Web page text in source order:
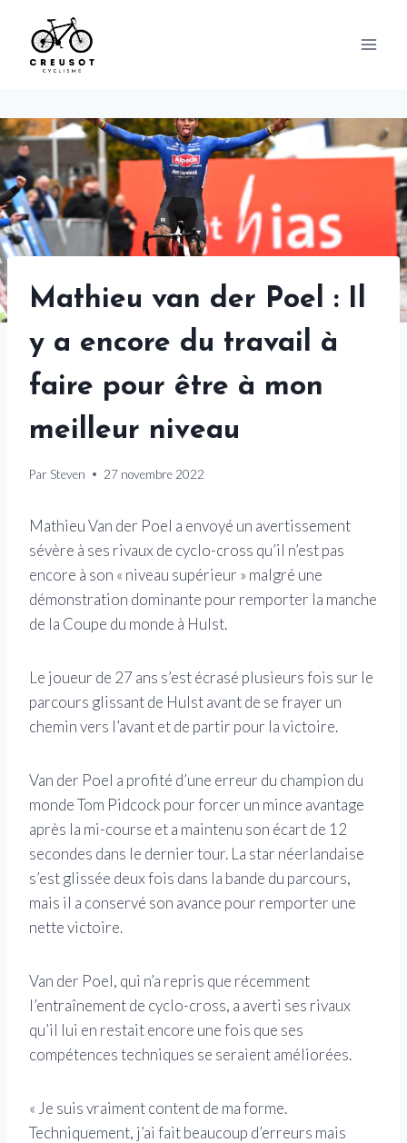
content
Mathieu van der Poel : Il
y a encore du travail à
faire pour être à mon
meilleur niveau
Par Steven 27 novembre 2022
Mathieu Van der Poel a envoyé un avertissement
sévère à ses rivaux de cyclo-cross qu’il n’est pas
encore à son « niveau supérieur » malgré une
démonstration dominante pour remporter la manche
de la Coupe du monde à Hulst.
Le joueur de 27 ans s’est écrasé plusieurs fois sur le
parcours glissant de Hulst avant de se frayer un
chemin vers l’avant et de partir pour la victoire.
Van der Poel a profité d’une erreur du champion du
monde Tom Pidcock pour forcer un mince avantage
après la mi-course et a maintenu son écart de 12
secondes dans le dernier tour. La star néerlandaise
s’est glissée deux fois dans la bande du parcours,
mais il a conservé son avance pour remporter une
nette victoire.
Van der Poel, qui n’a repris que récemment
l’entraînement de cyclo-cross, a averti ses rivaux
qu’il lui en restait encore une fois que ses
compétences techniques se seraient améliorées.
« Je suis vraiment content de ma forme.
Techniquement, j’ai fait beaucoup d’erreurs mais